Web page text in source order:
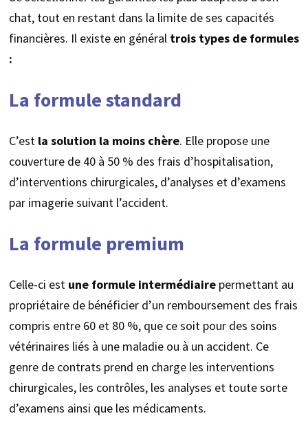
chat, tout en restant dans la limite de ses capacités
financières. Il existe en général trois types de formules
:
La formule standard
C’est la solution la moins chère. Elle propose une
couverture de 40 à 50 % des frais d’hospitalisation,
d’interventions chirurgicales, d’analyses et d’examens
par imagerie suivant l’accident.
La formule premium
Celle-ci est une formule intermédiairepermettant au
propriétaire de bénéficier d’un remboursement des frais
compris entre 60 et 80 %, que ce soit pour des soins
vétérinaires liés à une maladie ou à un accident. Ce
genre de contrats prend en charge les interventions
chirurgicales, les contrôles, les analyses et toute sorte
d’examens ainsi que les médicaments.